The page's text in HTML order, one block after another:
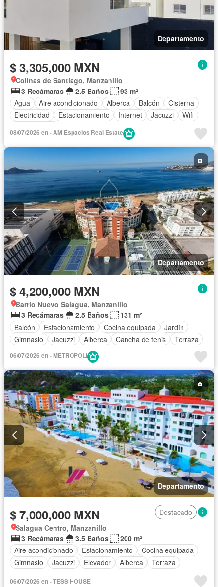
Departamento
$ 3,305,000 MXN
Colinas de Santiago, Manzanillo
3 Recámaras
2.5 Baños
93 m²
Agua
Aire acondicionado Alberca Balcón
Cisterna
Electricidad
Estacionamiento Internet Jacuzzi
Wifi
08/07/2026 en - AM Espacios Real Estate
Departamento
$ 4,200,000 MXN
Barrio Nuevo Salagua, Manzanillo
3 Recámaras
2.5 Baños
131 m²
Balcón
Estacionamiento Cocina equipada
Jardín
Gimnasio
Jacuzzi Alberca Cancha de tenis Terraza
06/07/2026 en - METROPOLI
Departamento
$ 7,000,000 MXN
Destacado
Salagua Centro, Manzanillo
3 Recámaras
3.5 Baños
200 m²
Aire acondicionado
Estacionamiento
Cocina equipada
Gimnasio
Jacuzzi Elevador Alberca
Terraza
06/07/2026 en - TESS HOUSE